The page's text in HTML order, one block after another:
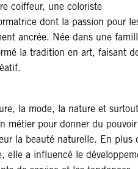
coiffeur, une coloriste
dont la passion pour
ancrée. Née dans une
la tradition en art, faisant
la mode, la nature et
métier pour donner du
la beauté naturelle. En plus
elle a influencé le